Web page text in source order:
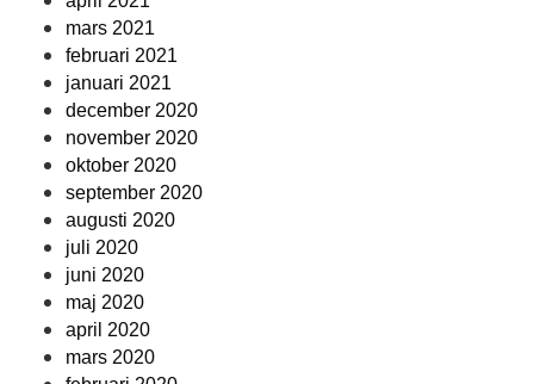
mars 2021
februari 2021
januari 2021
december 2020
november 2020
oktober 2020
september 2020
augusti 2020
juli 2020
juni 2020
maj 2020
april 2020
mars 2020